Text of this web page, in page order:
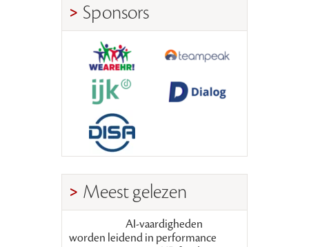
Sponsors
Meest gelezen
AI-vaardigheden
worden leidend in performance